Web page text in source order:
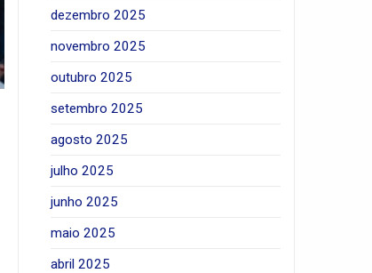
dezembro 2025
novembro 2025
outubro 2025
setembro 2025
agosto 2025
julho 2025
junho 2025
maio 2025
abril 2025